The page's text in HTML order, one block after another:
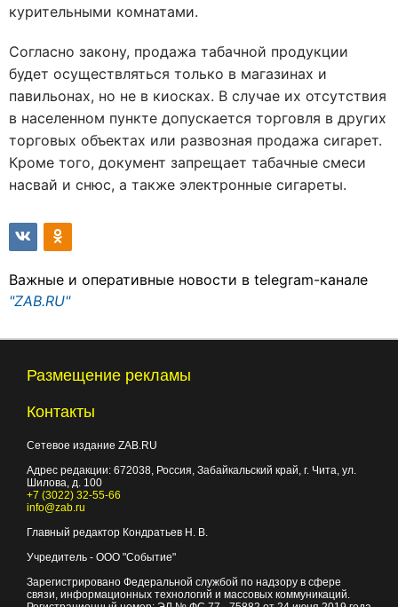
курительными комнатами.
Согласно закону, продажа табачной продукции
будет осуществляться только в магазинах и
павильонах, но не в киосках. В случае их отсутствия
в населенном пункте допускается торговля в других
торговых объектах или развозная продажа сигарет.
Кроме того, документ запрещает табачные смеси
насвай и снюс, а также электронные сигареты.
Важные и оперативные новости в telegram-канале
"ZAB.RU"
Размещение рекламы
Контакты
Сетевое издание ZAB.RU
Адрес редакции: 672038, Россия, Забайкальский край, г. Чита, ул.
Шилова, д. 100
+7 (3022) 32-55-66
info@zab.ru
Главный редактор Кондратьев Н. В.
Учредитель - ООО "Событие"
Зарегистрировано Федеральной службой по надзору в сфере
связи, информационных технологий и массовых коммуникаций.